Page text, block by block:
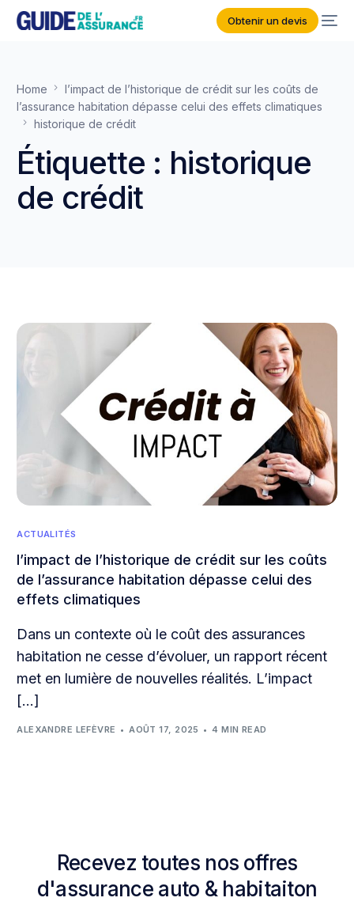
Obtenir un devis
Home
l’impact de l’historique de crédit sur les coûts de
l’assurance habitation dépasse celui des effets climatiques
historique de crédit
Étiquette : historique
de crédit
ACTUALITÉS
l’impact de l’historique de crédit sur les coûts
de l’assurance habitation dépasse celui des
effets climatiques
Dans un contexte où le coût des assurances
habitation ne cesse d’évoluer, un rapport récent
met en lumière de nouvelles réalités. L’impact
[…]
ALEXANDRE LEFÈVRE AOÛT 17, 2025 4 MIN READ
Recevez toutes nos offres
d'assurance auto & habitaiton